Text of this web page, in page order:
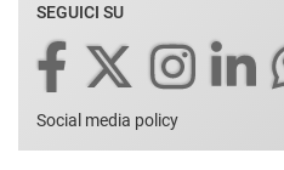
SEGUICI SU
Social media policy